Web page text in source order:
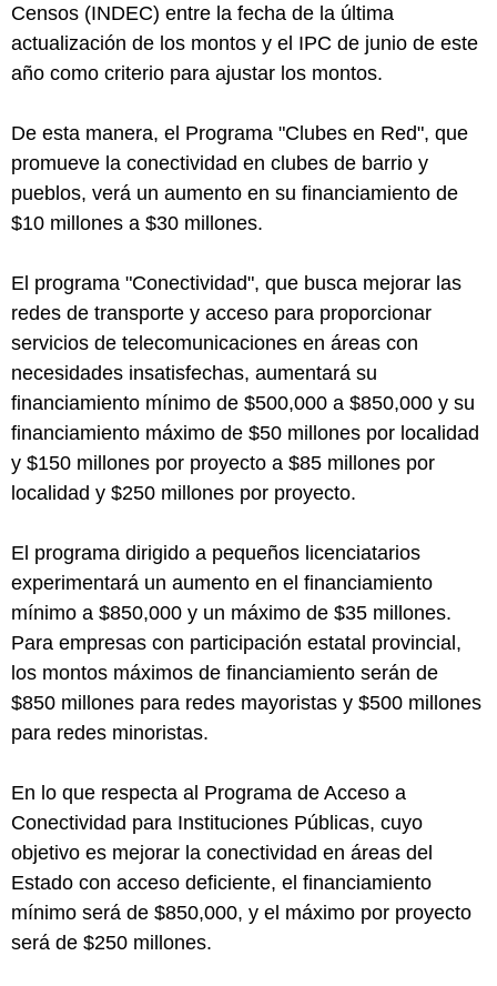
Censos (INDEC) entre la fecha de la última
actualización de los montos y el IPC de junio de este
año como criterio para ajustar los montos.
De esta manera, el Programa "Clubes en Red", que
promueve la conectividad en clubes de barrio y
pueblos, verá un aumento en su financiamiento de
$10 millones a $30 millones.
El programa "Conectividad", que busca mejorar las
redes de transporte y acceso para proporcionar
servicios de telecomunicaciones en áreas con
necesidades insatisfechas, aumentará su
financiamiento mínimo de $500,000 a $850,000 y su
financiamiento máximo de $50 millones por localidad
y $150 millones por proyecto a $85 millones por
localidad y $250 millones por proyecto.
El programa dirigido a pequeños licenciatarios
experimentará un aumento en el financiamiento
mínimo a $850,000 y un máximo de $35 millones.
Para empresas con participación estatal provincial,
los montos máximos de financiamiento serán de
$850 millones para redes mayoristas y $500 millones
para redes minoristas.
En lo que respecta al Programa de Acceso a
Conectividad para Instituciones Públicas, cuyo
objetivo es mejorar la conectividad en áreas del
Estado con acceso deficiente, el financiamiento
mínimo será de $850,000, y el máximo por proyecto
será de $250 millones.